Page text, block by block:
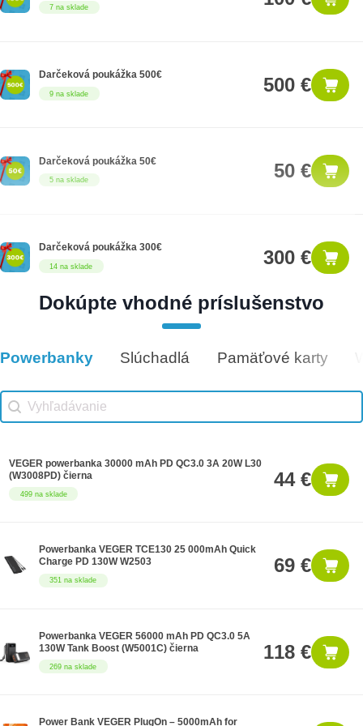
7 na sklade
9 na sklade
Darčeková poukážka 500€ 500 €
5 na sklade
Darčeková poukážka 50€ 50 €
14 na sklade
Darčeková poukážka 300€ 300 €
8 na sklade
Dokúpte vhodné príslušenstvo
Vhodné príslušenstvo
Powerbanky Slúchadlá Pamäťové karty
Vhodné príslušenstvo search
Search content
499 na sklade
VEGER powerbanka 30000 mAh PD QC3.0 3A 20W L30
(W3008PD) čierna
44 €
351 na sklade
Powerbanka VEGER TCE130 25 000mAh Quick
Charge PD 130W W2503
69 €
269 na sklade
Powerbanka VEGER 56000 mAh PD QC3.0 5A
130W Tank Boost (W5001C) čierna
118 €
Power Bank VEGER PlugOn – 5000mAh for